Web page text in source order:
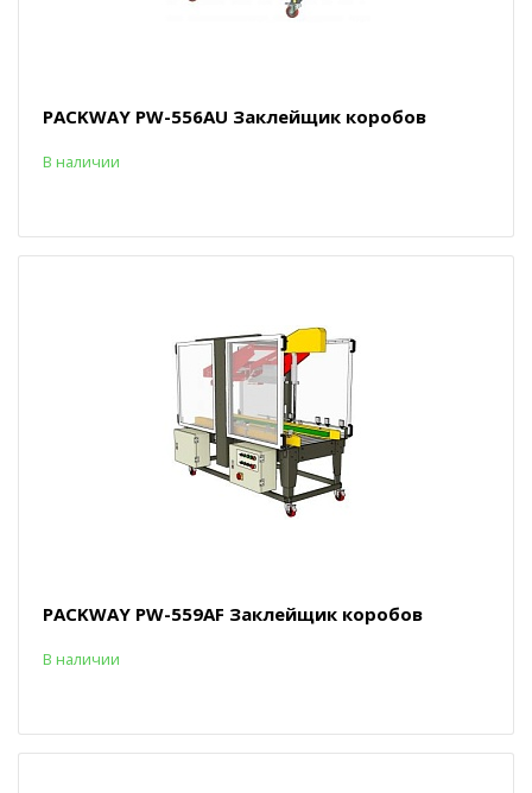
PACKWAY PW-556AU Заклейщик коробов
В наличии
PACKWAY PW-559AF Заклейщик коробов
В наличии